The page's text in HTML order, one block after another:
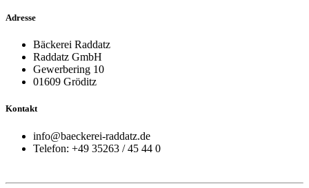
Adresse
Bäckerei Raddatz
Raddatz GmbH
Gewerbering 10
01609 Gröditz
Kontakt
info@baeckerei-raddatz.de
Telefon: +49 35263 / 45 44 0